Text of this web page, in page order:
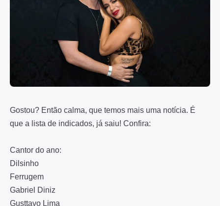
Gostou? Então calma, que temos mais uma notícia. É
que a lista de indicados, já saiu! Confira:
Cantor do ano:
Dilsinho
Ferrugem
Gabriel Diniz
Gusttavo Lima